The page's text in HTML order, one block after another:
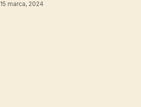
15 marca, 2024